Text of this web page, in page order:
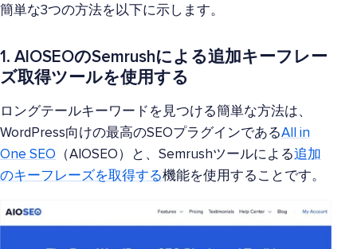
簡単な3つの方法を以下に示します。
1. AIOSEOのSemrushによる追加キーフレー
ズ取得ツールを使用する
ロングテールキーワードを見つける簡単な方法は、
WordPress向けの最高のSEOプラグインであるAll in
One SEO （AIOSEO）と、Semrushツールによる追加
のキーフレーズを取得する機能を使用することです。